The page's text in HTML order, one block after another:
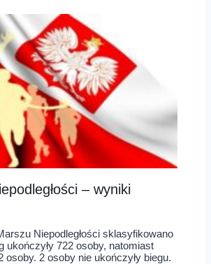
– wyniki
Niepodległości sklasyfikowano
ukończyły 722 osoby, natomiast
osoby. 2 osoby nie ukończyły biegu.